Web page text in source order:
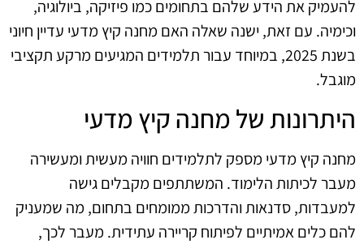
להעמיק את הידע שלהם בתחומים כמו פיזיקה, ביולוגיה,
וכימיה. עם זאת, ישנה שאלה האם מחנה קיץ מדעי עדיין חיוני
בשנת 2025, במיוחד עבור תלמידים המגיעים מרקע תקציבי
מוגבל.
היתרונות של מחנה קיץ מדעי
מחנה קיץ מדעי מספק לתלמידים חוויה מעשית ומעשירה
מעבר לכיתות הלימוד. המשתתפים מקבלים גישה
למעבדות, סדנאות והדרכות ממומחים בתחום, מה שמעניק
להם כלים אמיתיים לפיתוח קריירה עתידית. מעבר לכך,